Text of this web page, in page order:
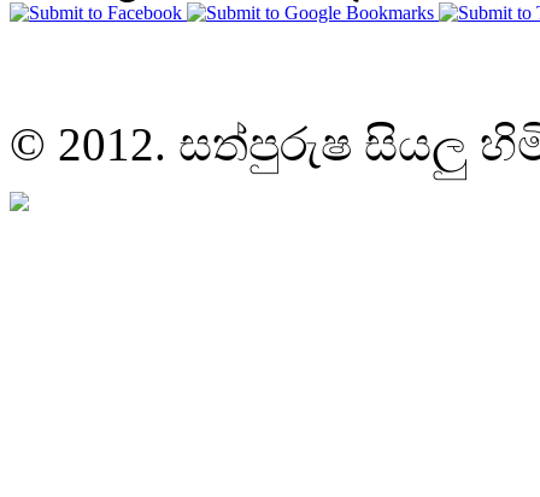
© 2012. සත්පුරුෂ සියලු